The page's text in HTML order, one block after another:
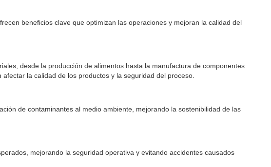
beneficios clave que optimizan las operaciones y mejoran la calidad del
desde la producción de alimentos hasta la manufactura de componentes
la calidad de los productos y la seguridad del proceso.
de contaminantes al medio ambiente, mejorando la sostenibilidad de las
mejorando la seguridad operativa y evitando accidentes causados